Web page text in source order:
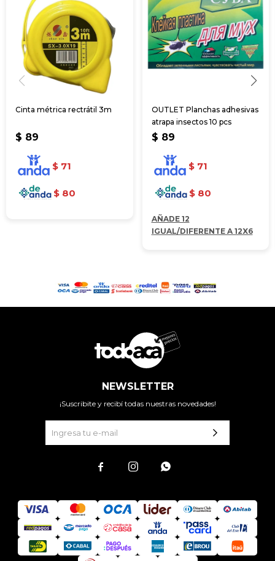
Cinta métrica rectrátil 3m
$ 89
$ 71
$ 80
OUTLET Planchas adhesivas
atrapa insectos 10 pcs
$ 89
$ 71
$ 80
AÑADE 12
IGUAL/DIFERENTE A 12X6
NEWSLETTER
¡Suscribite y recibí todas nuestras novedades!
  